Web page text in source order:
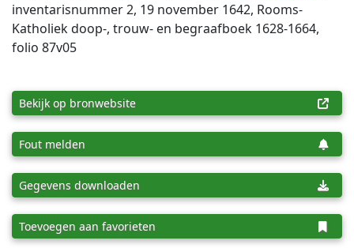
inventaris­num­mer 2, 19 november 1642, Rooms-
Katholiek doop-, trouw- en begraafboek 1628-1664,
folio 87v05
Bekijk op bronwebsite
Fout melden
Gegevens downloaden
Toevoegen aan favorieten